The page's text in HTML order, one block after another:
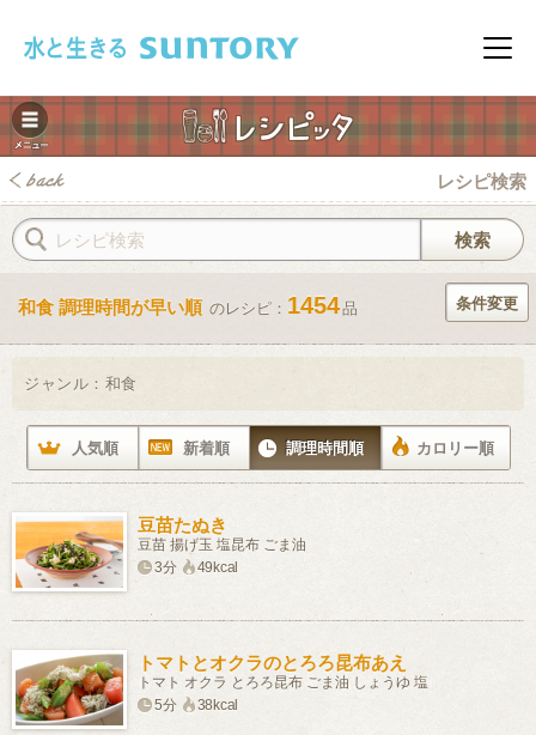
メニ
レシピ検索
和食 調理時間が早い順 のレシピ： 1454品 条件変更
ジャンル： 和食
人気順 新着順 調理時間順 カロリー順
豆苗たぬき
豆苗 揚げ玉 塩昆布 ごま油
3分
49kcal
トマトとオクラのとろろ昆布あえ
トマト オクラ とろろ昆布 ごま油 しょうゆ 塩
5分
38kcal